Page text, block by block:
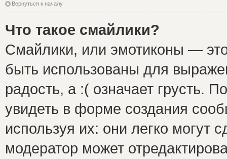
Вернуться к началу
Что такое смайлики?
Смайлики, или эмотиконы —
быть использованы для
радость, а :( означает грусть.
увидеть в форме создания
используя их: они легко могут
модератор может